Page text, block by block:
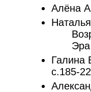
Алёна
Галина
с.185-